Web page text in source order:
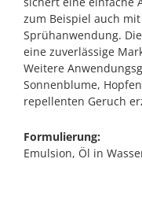
zum Beispiel auch
Sprühanwendung.
eine zuverlässige
Weitere
Sonnenblume,
repellenten Geruch
Formulierung:
Emulsion, Öl in